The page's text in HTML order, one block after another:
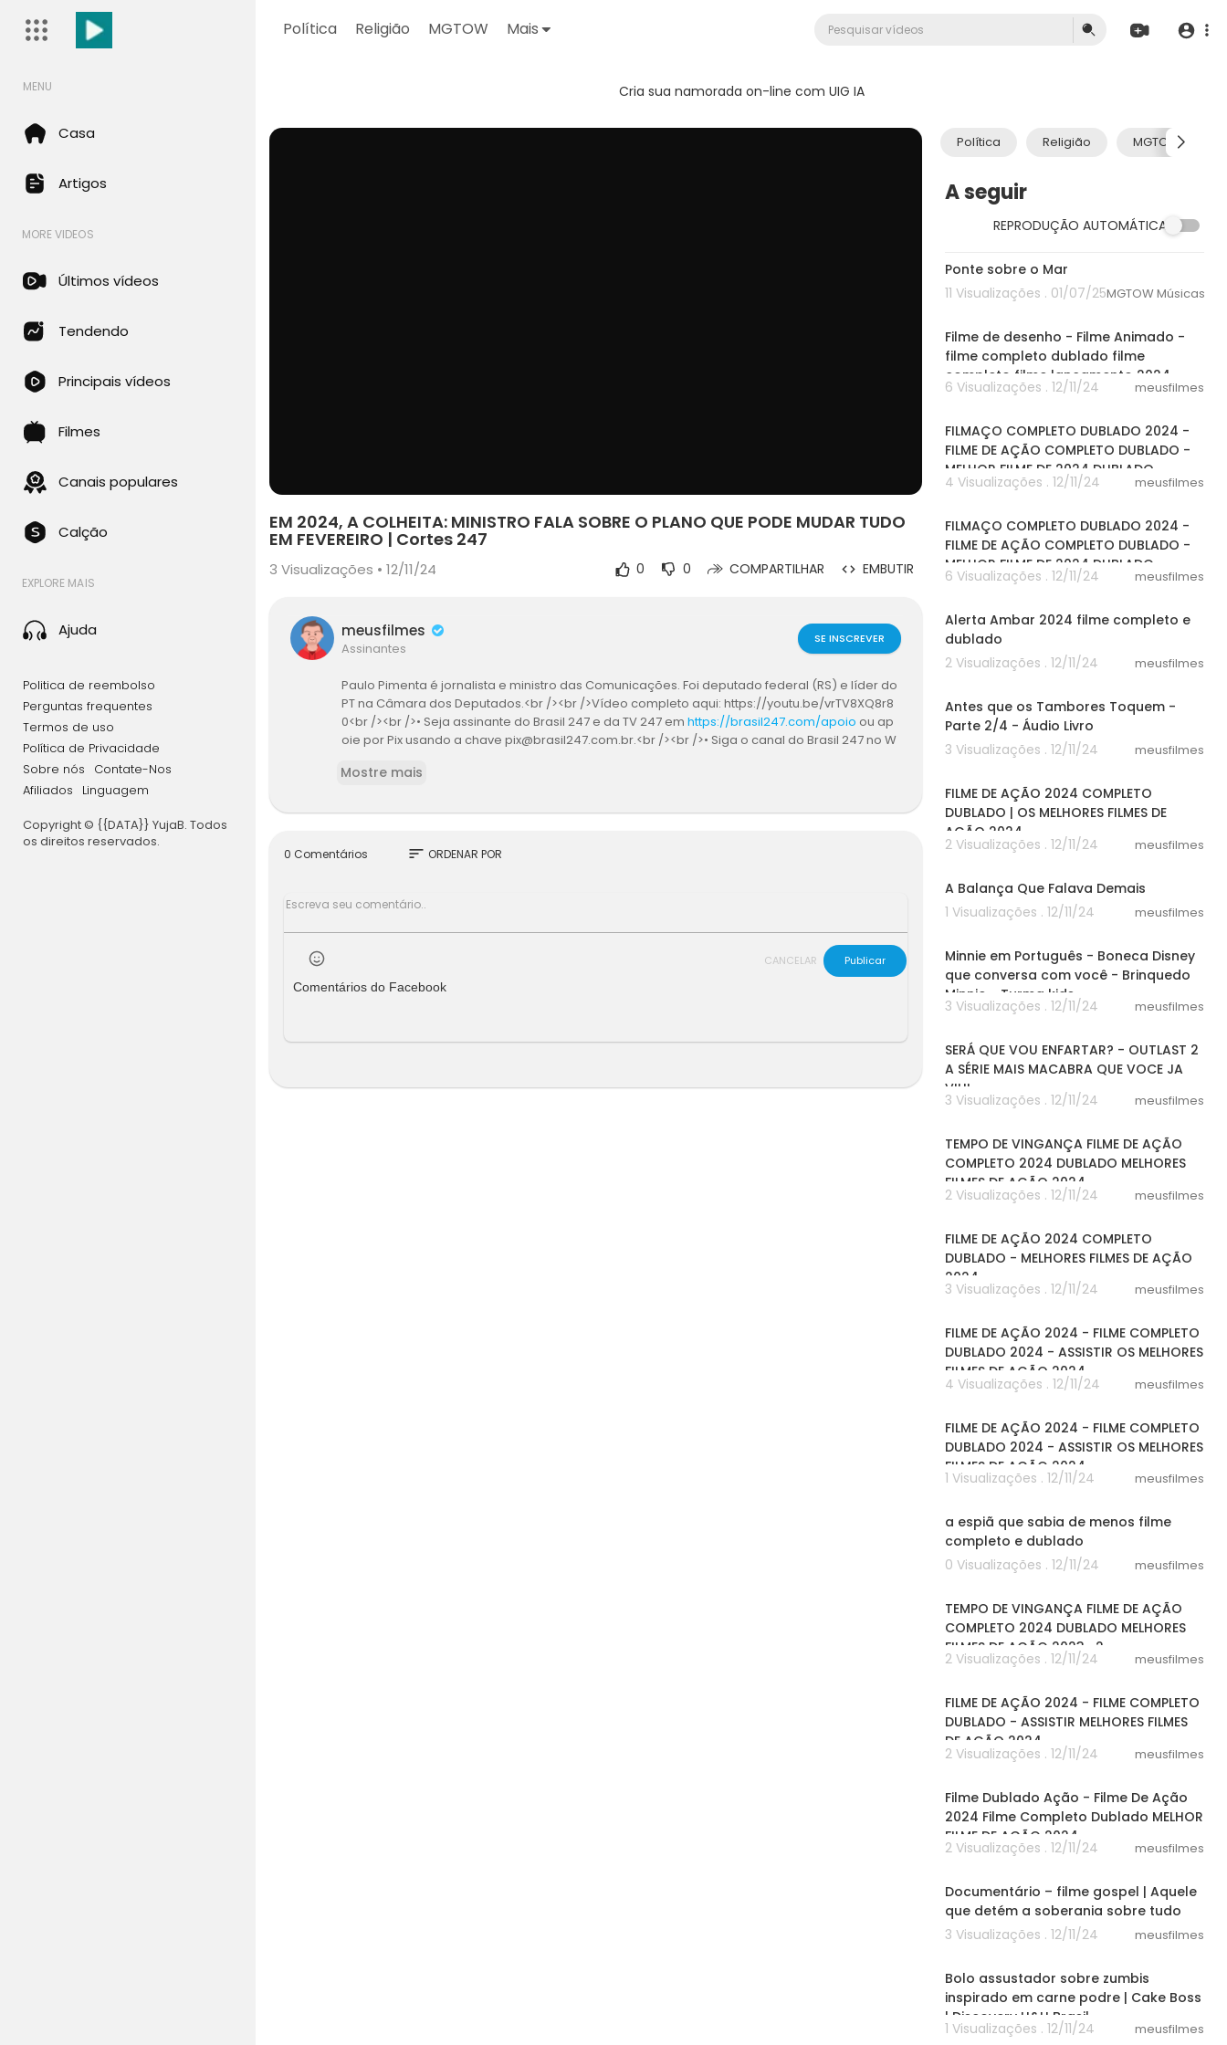
Política Religião MGTOW Mais
MENU
Casa
Artigos
MORE VIDEOS
Últimos vídeos
Tendendo
Principais vídeos
Filmes
Canais populares
Calção
EXPLORE MAIS
Ajuda
Politica de reembolso
Perguntas frequentes
Termos de uso
Política de Privacidade
Sobre nós
Contate-Nos
Afiliados
Linguagem
Copyright © {{DATA}} YujaB. Todos
os direitos reservados.
Cria sua namorada on-line com UIG IA
Política Religião MGTOW
A seguir
REPRODUÇÃO AUTOMÁTICA
00:00
Ponte sobre o Mar
11 Visualizações . 01/07/25MGTOW Músicas
Filme de desenho - Filme Animado -
filme completo dublado filme
completo filme lançamento 2024
6 Visualizações . 12/11/24 meusfilmes
FILMAÇO COMPLETO DUBLADO 2024 -
FILME DE AÇÃO COMPLETO DUBLADO -
MELHOR FILME DE 2024 DUBLADO
4 Visualizações . 12/11/24 meusfilmes
FILMAÇO COMPLETO DUBLADO 2024 -
FILME DE AÇÃO COMPLETO DUBLADO -
MELHOR FILME DE 2024 DUBLADO
6 Visualizações . 12/11/24 meusfilmes
Alerta Ambar 2024 filme completo e
dublado
2 Visualizações . 12/11/24
meusfilmes
Antes que os Tambores Toquem -
Parte 2/4 - Áudio Livro
3 Visualizações . 12/11/24
meusfilmes
FILME DE AÇÃO 2024 COMPLETO
DUBLADO | OS MELHORES FILMES DE
AÇÃO 2024
2 Visualizações . 12/11/24 meusfilmes
A Balança Que Falava Demais
1 Visualizações . 12/11/24
meusfilmes
Minnie em Português - Boneca Disney
que conversa com você - Brinquedo
Minnie - Turma kids
3 Visualizações . 12/11/24 meusfilmes
SERÁ QUE VOU ENFARTAR? - OUTLAST 2
A SÉRIE MAIS MACABRA QUE VOCE JA
VIU!
3 Visualizações . 12/11/24 meusfilmes
TEMPO DE VINGANÇA FILME DE AÇÃO
COMPLETO 2024 DUBLADO MELHORES
FILMES DE AÇÃO 2024
2 Visualizações . 12/11/24 meusfilmes
FILME DE AÇÃO 2024 COMPLETO
DUBLADO - MELHORES FILMES DE AÇÃO
2024
3 Visualizações . 12/11/24 meusfilmes
FILME DE AÇÃO 2024 - FILME COMPLETO
DUBLADO 2024 - ASSISTIR OS MELHORES
FILMES DE AÇÃO 2024
4 Visualizações . 12/11/24 meusfilmes
FILME DE AÇÃO 2024 - FILME COMPLETO
DUBLADO 2024 - ASSISTIR OS MELHORES
FILMES DE AÇÃO 2024
1 Visualizações . 12/11/24 meusfilmes
a espiã que sabia de menos filme
completo e dublado
0 Visualizações . 12/11/24
meusfilmes
TEMPO DE VINGANÇA FILME DE AÇÃO
COMPLETO 2024 DUBLADO MELHORES
FILMES DE AÇÃO 2023_2
2 Visualizações . 12/11/24 meusfilmes
FILME DE AÇÃO 2024 - FILME COMPLETO
DUBLADO - ASSISTIR MELHORES FILMES
DE AÇÃO 2024
2 Visualizações . 12/11/24 meusfilmes
Filme Dublado Ação - Filme De Ação
2024 Filme Completo Dublado MELHOR
FILME DE AÇÃO 2024
2 Visualizações . 12/11/24 meusfilmes
Documentário – filme gospel | Aquele
que detém a soberania sobre tudo
3 Visualizações . 12/11/24
meusfilmes
Bolo assustador sobre zumbis
inspirado em carne podre | Cake Boss
| Discovery H&H Brasil
1 Visualizações . 12/11/24 meusfilmes
EM 2024, A COLHEITA: MINISTRO FALA SOBRE O PLANO QUE PODE MUDAR TUDO
EM FEVEREIRO | Cortes 247
3 Visualizações • 12/11/24 0 0 COMPARTILHAR EMBUTIR
meusfilmes
Assinantes
SE INSCREVER
Paulo Pimenta é jornalista e ministro das Comunicações. Foi deputado federal (RS) e líder do
PT na Câmara dos Deputados.<br /><br />Vídeo completo aqui: https://youtu.be/vrTV8XQ8r8
0<br /><br />• Seja assinante do Brasil 247 e da TV 247 em https://brasil247.com/apoio ou ap
oie por Pix usando a chave pix@brasil247.com.br.<br /><br />• Siga o canal do Brasil 247 no W
nico canal autorizado a utilizar conteúdo jornalístico da TV 247.<br /><br />Todos os direitos r
Mostre mais
0 Comentários sort ORDENAR POR
CANCELAR
Publicar
Comentários do Facebook